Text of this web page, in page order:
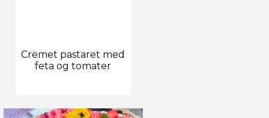
Cremet pastaret med
feta og tomater